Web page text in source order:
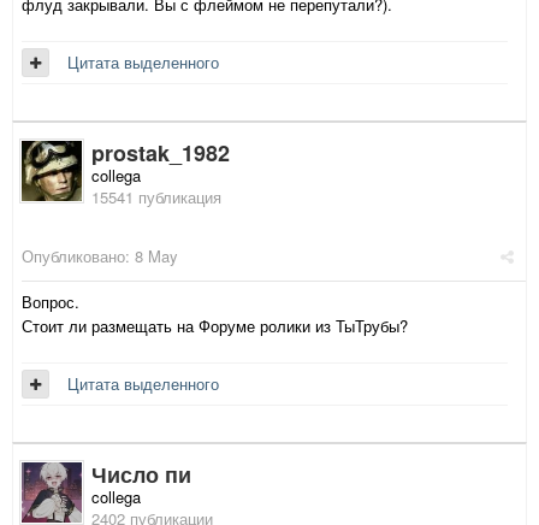
Цитата выделенного
prostak_1982
collega
15541 публикация
Опубликовано: 8 May
Вопрос.
Стоит ли размещать на Форуме ролики из ТыТрубы?
Цитата выделенного
Число пи
collega
2402 публикации